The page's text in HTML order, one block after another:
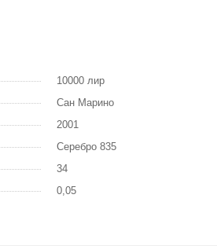
10000 лир
Сан Марино
2001
Серебро 835
34
0,05